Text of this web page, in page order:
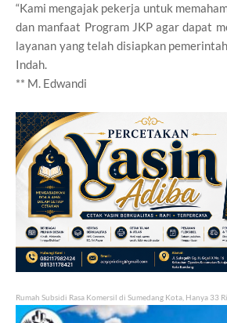
“Kami mengajak pekerja untuk
dan manfaat Program JKP agar dapat
layanan yang telah disiapkan
Indah.
** M. Edwandi
Rumah Subsidi Rasa Komersil di Sumedang Kota, Hanya 33